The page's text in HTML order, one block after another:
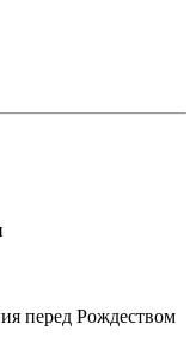
перед Рождеством